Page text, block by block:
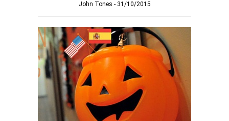
John Tones 31/10/2015